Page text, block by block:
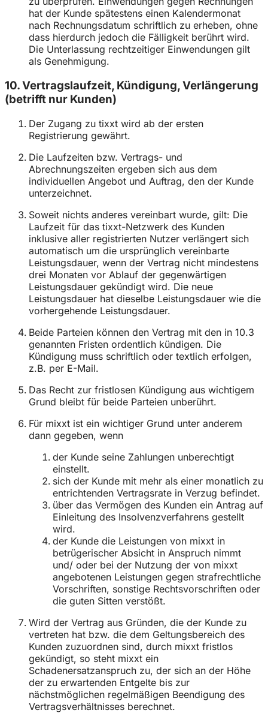
hat der Kunde spätestens einen Kalendermonat
nach Rechnungsdatum schriftlich zu erheben, ohne
dass hierdurch jedoch die Fälligkeit berührt wird.
Die Unterlassung rechtzeitiger Einwendungen gilt
als Genehmigung.
10. Vertragslaufzeit, Kündigung, Verlängerung
(betrifft nur Kunden)
Der Zugang zu tixxt wird ab der ersten
Registrierung gewährt.
Die Laufzeiten bzw. Vertrags- und
Abrechnungszeiten ergeben sich aus dem
individuellen Angebot und Auftrag, den der Kunde
unterzeichnet.
Soweit nichts anderes vereinbart wurde, gilt: Die
Laufzeit für das tixxt-Netzwerk des Kunden
inklusive aller registrierten Nutzer verlängert sich
automatisch um die ursprünglich vereinbarte
Leistungsdauer, wenn der Vertrag nicht mindestens
drei Monaten vor Ablauf der gegenwärtigen
Leistungsdauer gekündigt wird. Die neue
Leistungsdauer hat dieselbe Leistungsdauer wie die
vorhergehende Leistungsdauer.
Beide Parteien können den Vertrag mit den in 10.3
genannten Fristen ordentlich kündigen. Die
Kündigung muss schriftlich oder textlich erfolgen,
z.B. per E-Mail.
Das Recht zur fristlosen Kündigung aus wichtigem
Grund bleibt für beide Parteien unberührt.
Für mixxt ist ein wichtiger Grund unter anderem
dann gegeben, wenn
der Kunde seine Zahlungen unberechtigt
einstellt.
sich der Kunde mit mehr als einer monatlich zu
entrichtenden Vertragsrate in Verzug befindet.
über das Vermögen des Kunden ein Antrag auf
Einleitung des Insolvenzverfahrens gestellt
wird.
der Kunde die Leistungen von mixxt in
betrügerischer Absicht in Anspruch nimmt
und/ oder bei der Nutzung der von mixxt
angebotenen Leistungen gegen strafrechtliche
Vorschriften, sonstige Rechtsvorschriften oder
die guten Sitten verstößt.
Wird der Vertrag aus Gründen, die der Kunde zu
vertreten hat bzw. die dem Geltungsbereich des
Kunden zuzuordnen sind, durch mixxt fristlos
gekündigt, so steht mixxt ein
Schadenersatzanspruch zu, der sich an der Höhe
der zu erwartenden Entgelte bis zur
nächstmöglichen regelmäßigen Beendigung des
Vertragsverhältnisses berechnet.